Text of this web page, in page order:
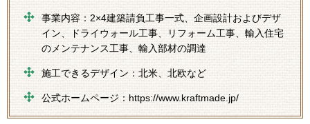
事業内容：2×4建築請負工事一式、企画設計およびデザ
イン、ドライウォール工事、リフォーム工事、輸入住宅
のメンテナンス工事、輸入部材の調達
施工できるデザイン：北米、北欧など
公式ホームページ：https://www.kraftmade.jp/